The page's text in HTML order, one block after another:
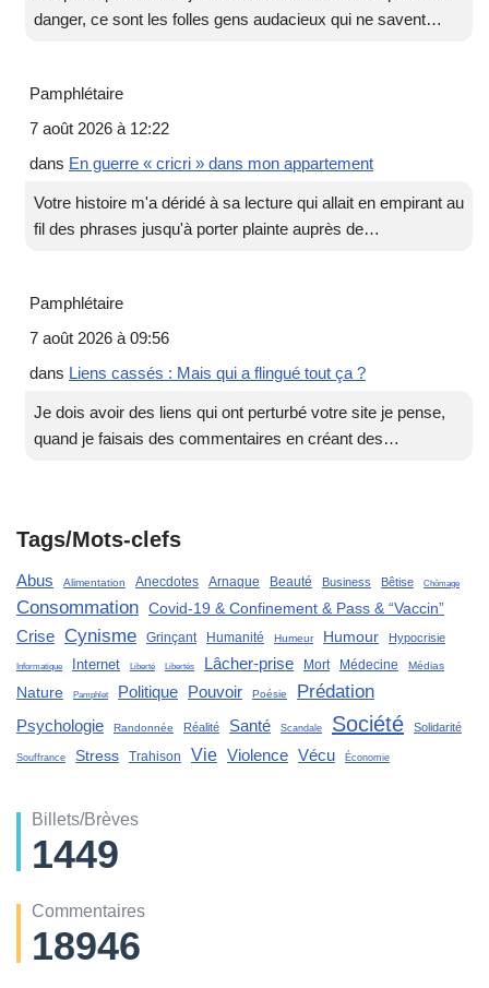
danger, ce sont les folles gens audacieux qui ne savent…
Pamphlétaire
7 août 2026 à 12:22
dans En guerre « cricri » dans mon appartement
Votre histoire m'a déridé à sa lecture qui allait en empirant au
fil des phrases jusqu'à porter plainte auprès de…
Pamphlétaire
7 août 2026 à 09:56
dans Liens cassés : Mais qui a flingué tout ça ?
Je dois avoir des liens qui ont perturbé votre site je pense,
quand je faisais des commentaires en créant des…
Tags/Mots-clefs
Abus Alimentation Anecdotes Arnaque Beauté Business Bêtise Chômage
Consommation Covid-19 & Confinement & Pass & “Vaccin”
Crise Cynisme Grinçant Humanité Humeur Humour Hypocrisie
Informatique Internet Liberté Libertés Lâcher-prise Mort Médecine Médias
Nature Pamphlet Politique Pouvoir Poésie Prédation
Psychologie Randonnée Réalité Santé Scandale Société Solidarité
Souffrance Stress Trahison Vie Violence Vécu Économie
Billets/Brèves
1449
Commentaires
18946